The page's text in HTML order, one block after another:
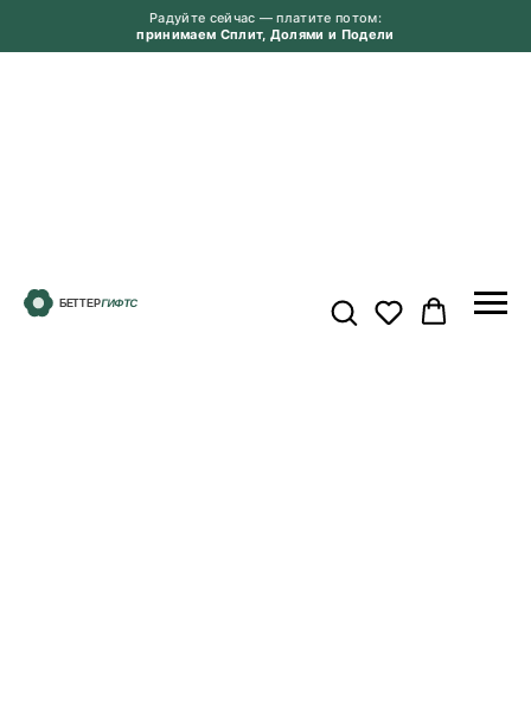
Радуйте сейчас — платите потом:
принимаем Сплит, Долями и Подели